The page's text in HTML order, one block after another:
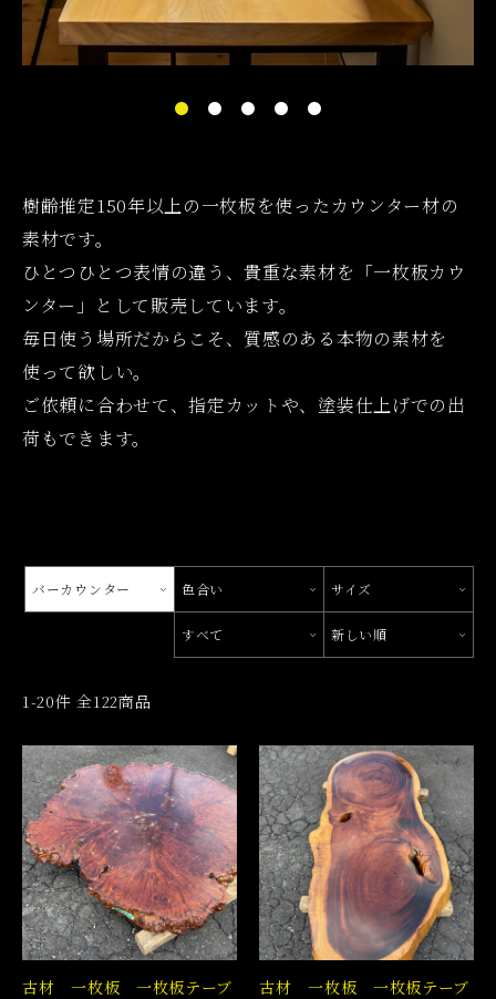
樹齢推定150年以上の一枚板を使ったカウンター材の
素材です。
ひとつひとつ表情の違う、貴重な素材を「一枚板カウ
ンター」として販売しています。
毎日使う場所だからこそ、質感のある本物の素材を
使って欲しい。
ご依頼に合わせて、指定カットや、塗装仕上げでの出
荷もできます。
バーカウンター 色合い サイズ
すべて 新しい順
1-20件 全122商品
古材 一枚板 一枚板テーブ
古材 一枚板 一枚板テーブ